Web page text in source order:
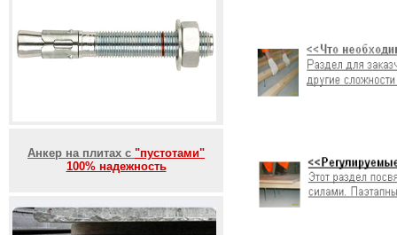
Анкер на плитах с "пустотами"
100% надежность